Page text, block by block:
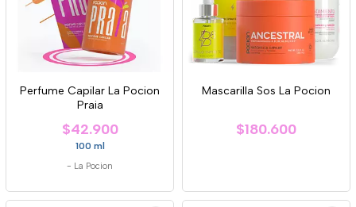
Perfume Capilar La Pocion
Praia
$42.900
100 ml
- La Pocion
Mascarilla Sos La Pocion
$180.600